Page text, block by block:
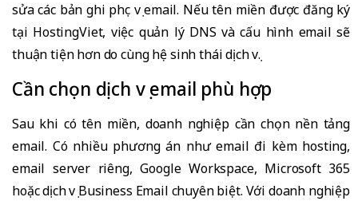
sửa các bản ghi phục vụ email. Nếu tên miền được đăng ký
tại HostingViet, việc quản lý DNS và cấu hình email sẽ
thuận tiện hơn do cùng hệ sinh thái dịch vụ.
Cần chọn dịch vụ email phù hợp
Sau khi có tên miền, doanh nghiệp cần chọn nền tảng
email. Có nhiều phương án như email đi kèm hosting,
email server riêng, Google Workspace, Microsoft 365
hoặc dịch vụ Business Email chuyên biệt. Với doanh nghiệp